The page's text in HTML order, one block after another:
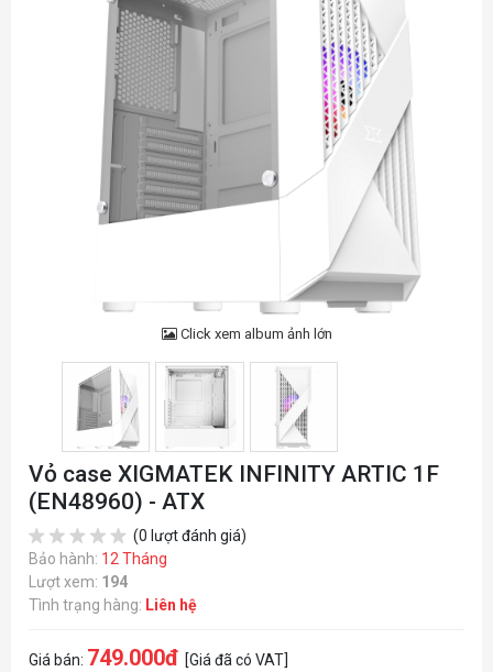
Click xem album ảnh lớn
Vỏ case XIGMATEK INFINITY ARTIC 1F
(EN48960) - ATX
(0 lượt đánh giá)
Bảo hành: 12 Tháng
Lượt xem: 194
Tình trạng hàng: Liên hệ
Giá bán: 749.000đ [Giá đã có VAT]